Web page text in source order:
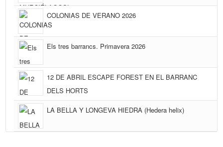
COLONIAS DE VERANO 2026
Els tres barrancs. Primavera 2026
12 DE ABRIL ESCAPE FOREST EN EL BARRANC
DELS HORTS
LA BELLA Y LONGEVA HIEDRA (Hedera helix)